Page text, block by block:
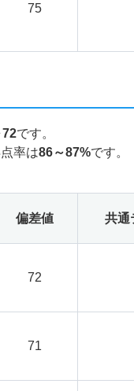
75
72です。
率は86～87%です。
偏差値 共通
72
71